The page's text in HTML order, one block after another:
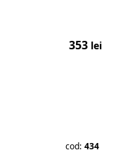
353 lei
cod: 434